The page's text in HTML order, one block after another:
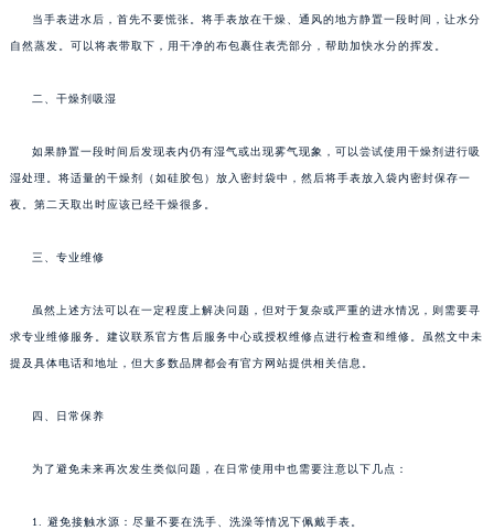
当手表进水后，首先不要慌张。将手表放在干燥、通风的地方静置一段时间，让水分
自然蒸发。可以将表带取下，用干净的布包裹住表壳部分，帮助加快水分的挥发。
二、干燥剂吸湿
如果静置一段时间后发现表内仍有湿气或出现雾气现象，可以尝试使用干燥剂进行吸
湿处理。将适量的干燥剂（如硅胶包）放入密封袋中，然后将手表放入袋内密封保存一
夜。第二天取出时应该已经干燥很多。
三、专业维修
虽然上述方法可以在一定程度上解决问题，但对于复杂或严重的进水情况，则需要寻
求专业维修服务。建议联系官方售后服务中心或授权维修点进行检查和维修。虽然文中未
提及具体电话和地址，但大多数品牌都会有官方网站提供相关信息。
四、日常保养
为了避免未来再次发生类似问题，在日常使用中也需要注意以下几点：
1. 避免接触水源：尽量不要在洗手、洗澡等情况下佩戴手表。